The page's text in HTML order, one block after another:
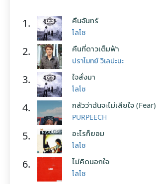
1. คืนจันทร์
โลโซ
2. คืนที่ดาวเต็มฟ้า
ปราโมทย์ วิเลปะนะ
3. ใจสั่งมา
โลโซ
4. กลัวว่าฉันจะไม่เสียใจ (Fear)
PURPEECH
5. อะไรก็ยอม
โลโซ
6. ไม่คิดนอกใจ
โลโซ